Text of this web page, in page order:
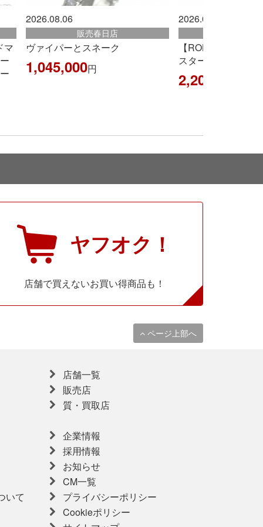
2026.08.06
販売古賀店
【ROLEX】ロレックス 『GMTマ
スター 赤×青ベゼル』
2,200,000
2026.08.06
【HERMES】エル
アッカドPM』G刻
1,892,000
ヤフオク！
店舗で買えないお買い得商品も！
ページ上部へ
いて
店舗一覧
販売店
質・買取店
企業情報
採用情報
お知らせ
CM一覧
プライバシーポリシー
Cookieポリシー